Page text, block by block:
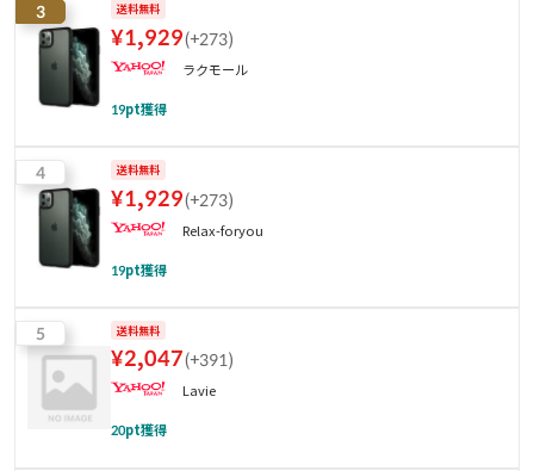
3 送料無料
¥1,929(+273)
ラクモール
19pt獲得
4 送料無料
¥1,929(+273)
Relax-foryou
19pt獲得
5 送料無料
¥2,047(+391)
Lavie
20pt獲得